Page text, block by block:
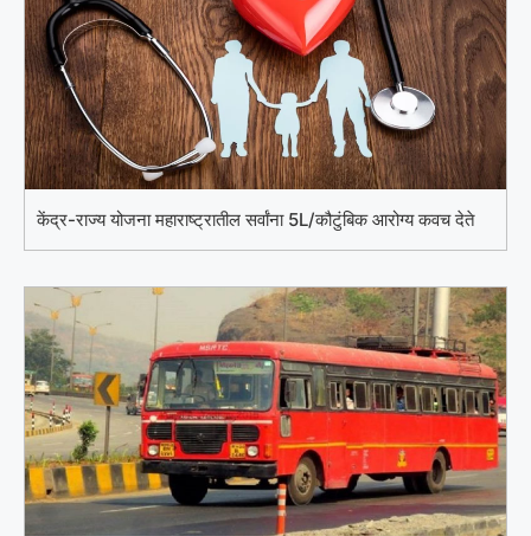
केंद्र-राज्य योजना महाराष्ट्रातील सर्वांना 5L/कौटुंबिक आरोग्य कवच देते